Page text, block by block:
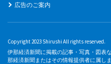
広告のご案内
Copyright 2023 Shirushi All rights reserved.
伊那経済新聞に掲載の記事・写真・図表
那経済新聞またはその情報提供者に属しま